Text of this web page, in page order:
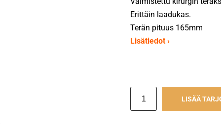
Erittäin laadukas.
Terän pituus 165mm
Lisätiedot ›
LISÄÄ